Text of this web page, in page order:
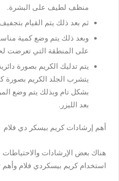
منظف لطيف على البشرة.
ثم بعد ذلك يتم القيام
وبعد ذلك يتم وضع كمية
على المنطقة التي تعرضت
يتم تدليك الكريم بصورة
يتشرب الجلد الكريم بصورة
بشكل تام وبذلك يتم وضع
بعد الليزر.
أهم إرشادات كريم بيسكر دي فلام
هناك بعض الإرشادات والاحتياطات
استخدام كريم بيسكردي فلام وأهم